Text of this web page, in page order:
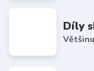
Díly